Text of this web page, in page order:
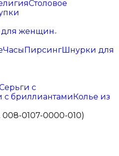
Столовое
женщин
ЧасыПирсингШнурки для
с
с бриллиантамиКолье из
008-0107-0000-010)